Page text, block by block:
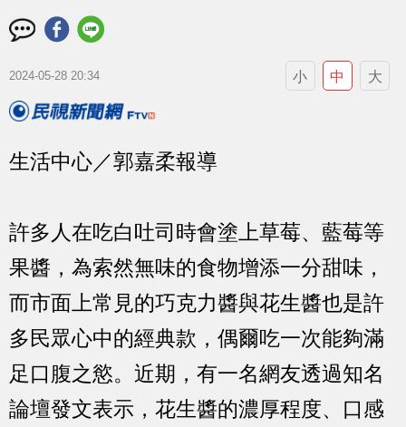
2024-05-28 20:34 小 中 大
生活中心／郭嘉柔報導
許多人在吃白吐司時會塗上草莓、藍莓等
果醬，為索然無味的食物增添一分甜味，
而市面上常見的巧克力醬與花生醬也是許
多民眾心中的經典款，偶爾吃一次能夠滿
足口腹之慾。近期，有一名網友透過知名
論壇發文表示，花生醬的濃厚程度、口感